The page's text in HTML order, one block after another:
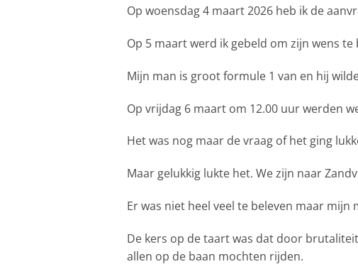
Op woensdag 4 maart 2026 heb ik de
Op 5 maart werd ik gebeld om zijn wens te
Mijn man is groot formule 1 van en hij
Op vrijdag 6 maart om 12.00 uur werden
Het was nog maar de vraag of het ging
Maar gelukkig lukte het. We zijn naar
Er was niet heel veel te beleven maar
De kers op de taart was dat door
allen op de baan mochten rijden.